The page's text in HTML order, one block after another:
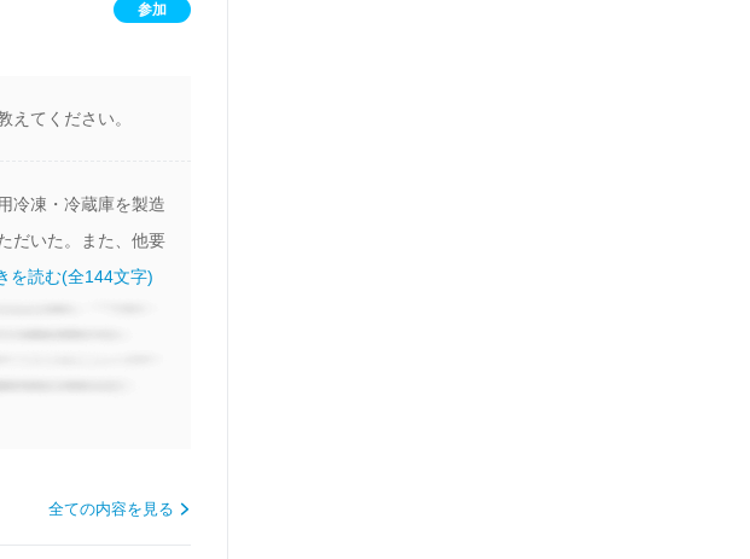
参加
てください。
冷凍・冷蔵庫を製造
だいた。また、他要
を読む(全144文字)
全ての内容を見る